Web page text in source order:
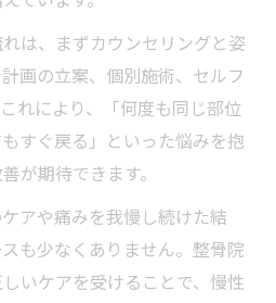
は、まずカウンセリングと姿
画の立案、個別施術、セルフ
れにより、「何度も同じ部位
すぐ戻る」といった悩みを抱
が期待できます。
アや痛みを我慢し続けた結
も少なくありません。整骨院
いケアを受けることで、慢性